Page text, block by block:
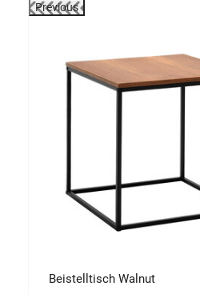
Previous
Beistelltisch Walnut